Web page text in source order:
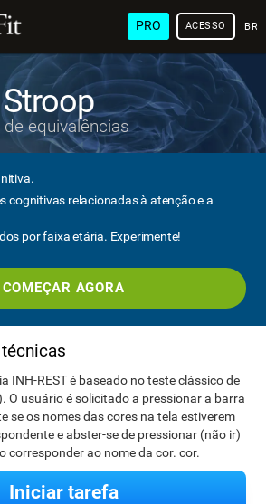
PRO ACESSO
de equivalências
cognitivas relacionadas à atenção e a
por faixa etária. Experimente!
COMEÇAR AGORA
INH-REST é baseado no teste clássico de
O usuário é solicitado a pressionar a barra
se os nomes das cores na tela estiverem
e abster-se de pressionar (não ir)
corresponder ao nome da cor. cor.
Iniciar tarefa